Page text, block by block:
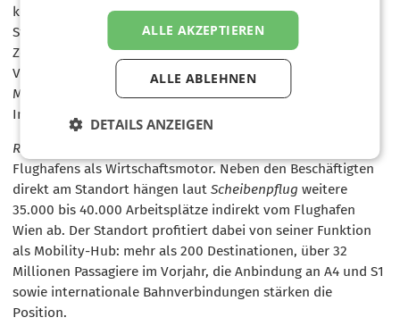
könnten sich auf ihr Kerngeschäft konzentrieren, während
Standortthemen wie Parken, Essen, Kinderbetreuung,
Zertifikate oder Services bereits gelöst seien. Die
Vermarktung des Office Park 4 NEXT sei vor wenigen
Monaten gestartet, Gespräche mit mehreren größeren
Interessenten liefen bereits.
Radda
Flughafens als Wirtschaftsmotor. Neben den Beschäftigten
direkt am Standort hängen laut Scheibenpflug weitere
35.000 bis 40.000 Arbeitsplätze indirekt vom Flughafen
Wien ab. Der Standort profitiert dabei von seiner Funktion
als Mobility-Hub: mehr als 200 Destinationen, über 32
Millionen Passagiere im Vorjahr, die Anbindung an A4 und S1
sowie internationale Bahnverbindungen stärken die
Position.
ALLE AKZEPTIEREN
ALLE ABLEHNEN
DETAILS ANZEIGEN